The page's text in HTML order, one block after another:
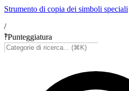
Strumento di copia dei simboli speciali
/
‽Punteggiatura